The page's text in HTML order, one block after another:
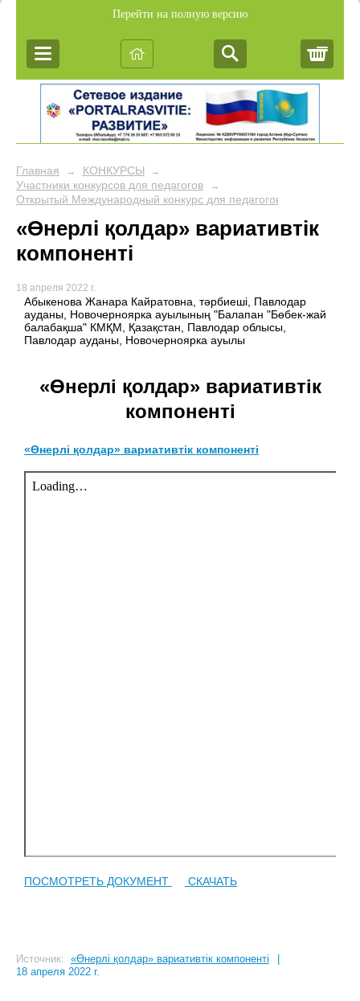
Перейти на полную версию
Главная → КОНКУРСЫ →
Участники конкурсов для педагогов →
Открытый Международный конкурс для педагогов "Лучшая
«Өнерлі қолдар» вариативтік
компоненті
18 апреля 2022 г.
Абыкенова Жанара Кайратовна, тәрбиеші, Павлодар
ауданы, Новочерноярка ауылының "Балапан "Бөбек-жай
балабақша" КМҚМ, Қазақстан, Павлодар облысы,
Павлодар ауданы, Новочерноярка ауылы
«Өнерлі қолдар» вариативтік
компоненті
«Өнерлі қолдар» вариативтік компоненті
ПОСМОТРЕТЬ ДОКУМЕНТ СКАЧАТЬ
Источник: «Өнерлі қолдар» вариативтік компоненті
|
18 апреля 2022 г.